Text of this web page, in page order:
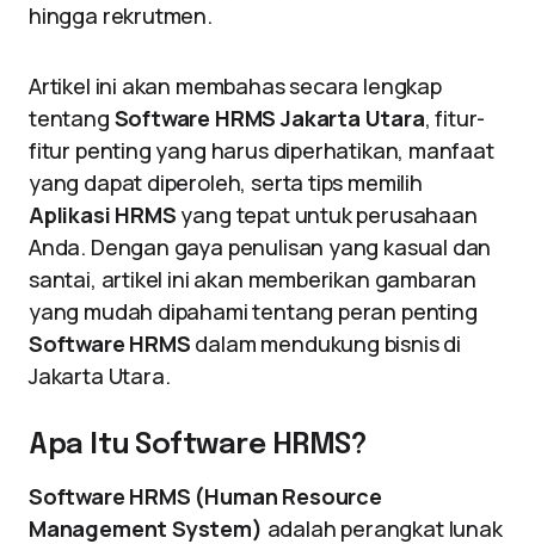
hingga rekrutmen.
Artikel ini akan membahas secara lengkap
tentang Software HRMS Jakarta Utara, fitur-
fitur penting yang harus diperhatikan, manfaat
yang dapat diperoleh, serta tips memilih
Aplikasi HRMS yang tepat untuk perusahaan
Anda. Dengan gaya penulisan yang kasual dan
santai, artikel ini akan memberikan gambaran
yang mudah dipahami tentang peran penting
Software HRMS dalam mendukung bisnis di
Jakarta Utara.
Apa Itu Software HRMS?
Software HRMS (Human Resource
Management System) adalah perangkat lunak